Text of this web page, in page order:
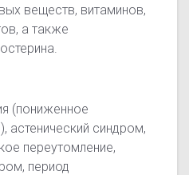
веществ, витаминов,
а также
(пониженное
астенический синдром,
переутомление,
период